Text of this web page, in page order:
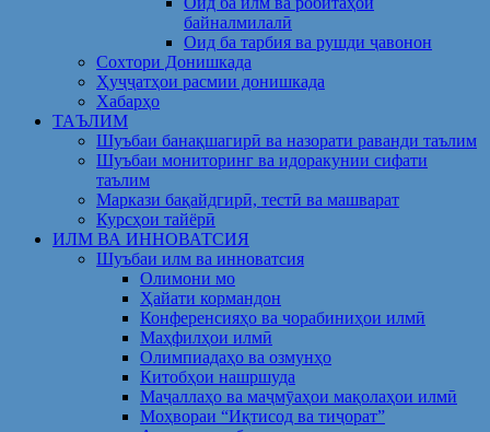
байналмилалӣ
Оид ба тарбия ва рушди ҷавонон
Сохтори Донишкада
Ҳуҷҷатҳои расмии донишкада
Хабарҳо
ТАЪЛИМ
Шуъбаи банақшагирӣ ва назорати раванди таълим
Шуъбаи мониторинг ва идоракунии сифати
таълим
Маркази бақайдгирӣ, тестӣ ва машварат
Курсҳои тайёрӣ
ИЛМ ВА ИННОВАТСИЯ
Шуъбаи илм ва инноватсия
Олимони мо
Ҳайати кормандон
Конференсияҳо ва чорабиниҳои илмӣ
Маҳфилҳои илмӣ
Олимпиадаҳо ва озмунҳо
Китобҳои нашршуда
Маҷаллаҳо ва маҷмӯаҳои мақолаҳои илмӣ
Моҳвораи “Иқтисод ва тиҷорат”